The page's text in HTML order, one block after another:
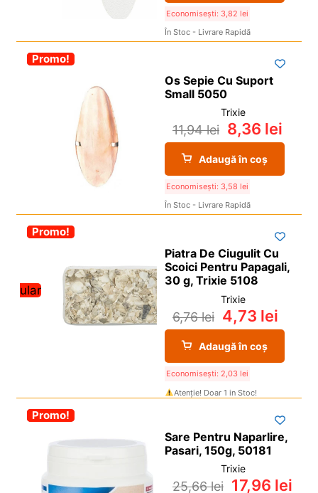
Economisești: 3,82 lei
În Stoc - Livrare Rapidă
-30%
Promo!
Os Sepie Cu Suport
Small 5050
Trixie
11,94lei 8,36 lei
Adaugă în coș
Economisești: 3,58 lei
În Stoc - Livrare Rapidă
-30%
Promo!
Piatra De Ciugulit Cu
Scoici Pentru Papagali,
30 g, Trixie 5108
Trixie
6,76lei 4,73 lei
Adaugă în coș
Economisești: 2,03 lei
Atenție! Doar 1 in Stoc!
-30%
Promo!
Sare Pentru Naparlire,
Pasari, 150g, 50181
Trixie
25,66lei 17,96 lei